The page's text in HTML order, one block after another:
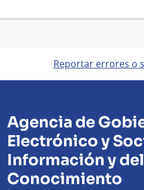
Reportar errores o
Agencia de
Electrónico y
Información y del
Conocimiento